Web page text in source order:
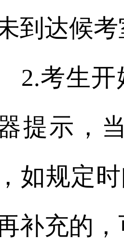
到达候
考生开始
提示，
如规定
补充的